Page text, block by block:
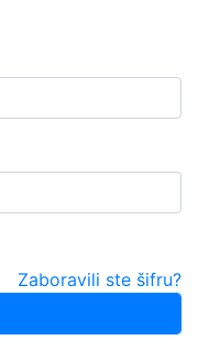
Zaboravili ste šifru?